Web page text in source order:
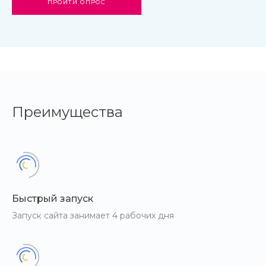
ПРОЙТИ ОПРОС
Преимущества
Быстрый запуск
Запуск сайта занимает 4 рабочих дня